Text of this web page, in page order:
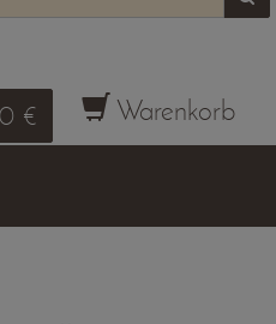
€ Warenkorb